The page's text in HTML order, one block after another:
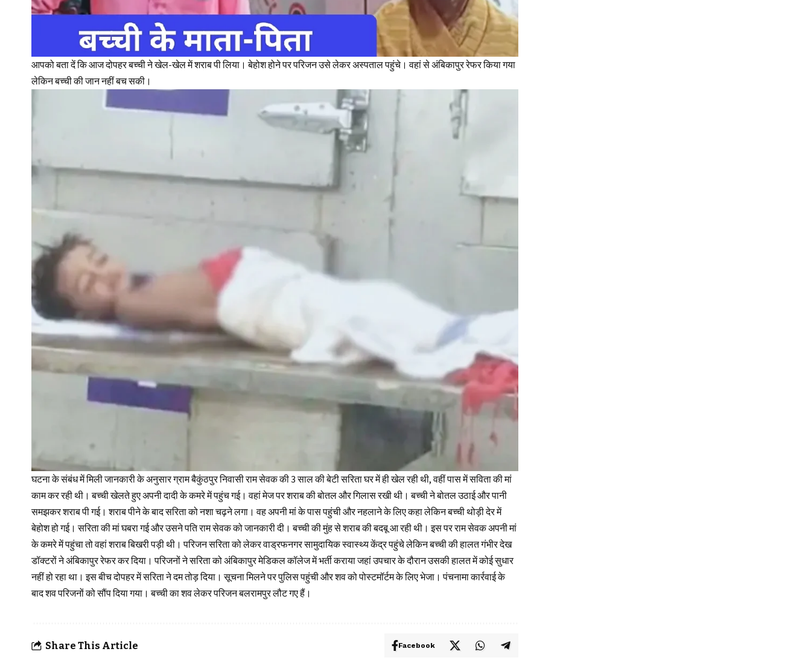
आपको बता दें कि आज दोपहर बच्ची ने खेल-खेल में शराब पी लिया। बेहोश होने पर परिजन उसे लेकर अस्पताल पहुंचे। वहां से अंबिकापुर रेफर किया गया
लेकिन बच्ची की जान नहीं बच सकी।
घटना के संबंध में मिली जानकारी के अनुसार ग्राम बैकुंठपुर निवासी राम सेवक की 3 साल की बेटी सरिता घर में ही खेल रही थी, वहीं पास में सविता की मां
काम कर रही थी। बच्ची खेलते हुए अपनी दादी के कमरे में पहुंच गई। वहां मेज पर शराब की बोतल और गिलास रखी थी। बच्ची ने बोतल उठाई और पानी
समझकर शराब पी गई। शराब पीने के बाद सरिता को नशा चढ़ने लगा। वह अपनी मां के पास पहुंची और नहलाने के लिए कहा लेकिन बच्ची थोड़ी देर में
बेहोश हो गई। सरिता की मां घबरा गई और उसने पति राम सेवक को जानकारी दी। बच्ची की मुंह से शराब की बदबू आ रही थी। इस पर राम सेवक अपनी मां
के कमरे में पहुंचा तो वहां शराब बिखरी पड़ी थी। परिजन सरिता को लेकर वाड्रफनगर सामुदायिक स्वास्थ्य केंद्र पहुंचे लेकिन बच्ची की हालत गंभीर देख
डॉक्टरों ने अंबिकापुर रेफर कर दिया। परिजनों ने सरिता को अंबिकापुर मेडिकल कॉलेज में भर्ती कराया जहां उपचार के दौरान उसकी हालत में कोई सुधार
नहीं हो रहा था। इस बीच दोपहर में सरिता ने दम तोड़ दिया। सूचना मिलने पर पुलिस पहुंची और शव को पोस्टमॉर्टम के लिए भेजा। पंचनामा कार्रवाई के
बाद शव परिजनों को सौंप दिया गया। बच्ची का शव लेकर परिजन बलरामपुर लौट गए हैं।
Share This Article Facebook